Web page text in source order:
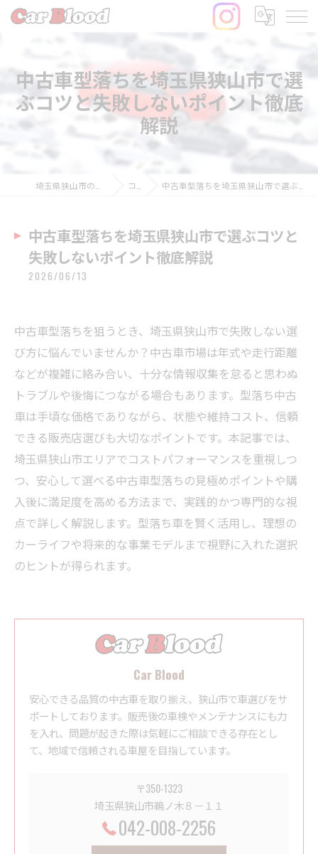
中古車型落ちを埼玉県狭山市で選
ぶコツと失敗しないポイント徹底
解説
コラム 中古車型落ちを埼玉県狭山市で選ぶコツと失敗しないポイント徹底解説
中古車型落ちを埼玉県狭山市で選ぶコツと
失敗しないポイント徹底解説
2026/06/13
中古車型落ちを狙うとき、埼玉県狭山市で失敗しない選
び方に悩んでいませんか？中古車市場は年式や走行距離
などが複雑に絡み合い、十分な情報収集を怠ると思わぬ
トラブルや後悔につながる場合もあります。型落ち中古
車は手頃な価格でありながら、状態や維持コスト、信頼
できる販売店選びも大切なポイントです。本記事では、
埼玉県狭山市エリアでコストパフォーマンスを重視しつ
つ、安心して選べる中古車型落ちの見極めポイントや購
入後に満足度を高める方法まで、実践的かつ専門的な視
点で詳しく解説します。型落ち車を賢く活用し、理想の
カーライフや将来的な事業モデルまで視野に入れた選択
のヒントが得られます。
Car Blood
安心できる品質の中古車を取り揃え、狭山市で車選びをサ
ポートしております。販売後の車検やメンテナンスにも力
を入れ、問題が起きた際は気軽にご相談できる存在とし
て、地域で信頼される車屋を目指しています。
〒350-1323
埼玉県狭山市鵜ノ木８－１１
042-008-2256